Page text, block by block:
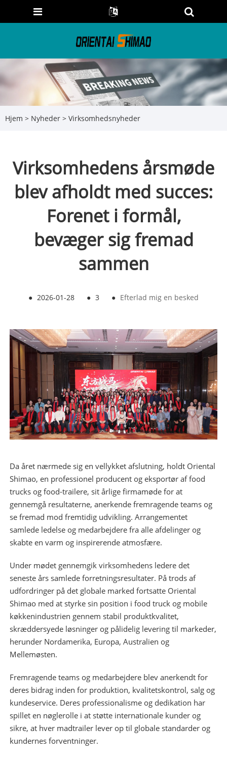
Hjem > Nyheder > Virksomhedsnyheder
Virksomhedens årsmøde
blev afholdt med succes:
Forenet i formål,
bevæger sig fremad
sammen
● 2026-01-28 ● 3 ● Efterlad mig en besked
Da året nærmede sig en vellykket afslutning, holdt Oriental
Shimao, en professionel producent og eksportør af food
trucks og food-trailere, sit årlige firmamøde for at
gennemgå resultaterne, anerkende fremragende teams og
se fremad mod fremtidig udvikling. Arrangementet
samlede ledelse og medarbejdere fra alle afdelinger og
skabte en varm og inspirerende atmosfære.
Under mødet gennemgik virksomhedens ledere det
seneste års samlede forretningsresultater. På trods af
udfordringer på det globale marked fortsatte Oriental
Shimao med at styrke sin position i food truck og mobile
køkkenindustrien gennem stabil produktkvalitet,
skræddersyede løsninger og pålidelig levering til markeder,
herunder Nordamerika, Europa, Australien og
Mellemøsten.
Fremragende teams og medarbejdere blev anerkendt for
deres bidrag inden for produktion, kvalitetskontrol, salg og
kundeservice. Deres professionalisme og dedikation har
spillet en nøglerolle i at støtte internationale kunder og
sikre, at hver madtrailer lever op til globale standarder og
kundernes forventninger.